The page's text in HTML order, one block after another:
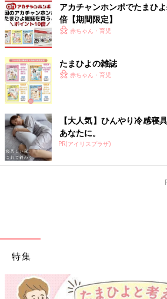
アカチャンホンポでたまひ
倍【期間限定】
赤ちゃん・育児
たまひよの雑誌
赤ちゃん・育児
【大人気】ひんやり冷感寝
あなたに。
PR(アイリスプラザ)
特集